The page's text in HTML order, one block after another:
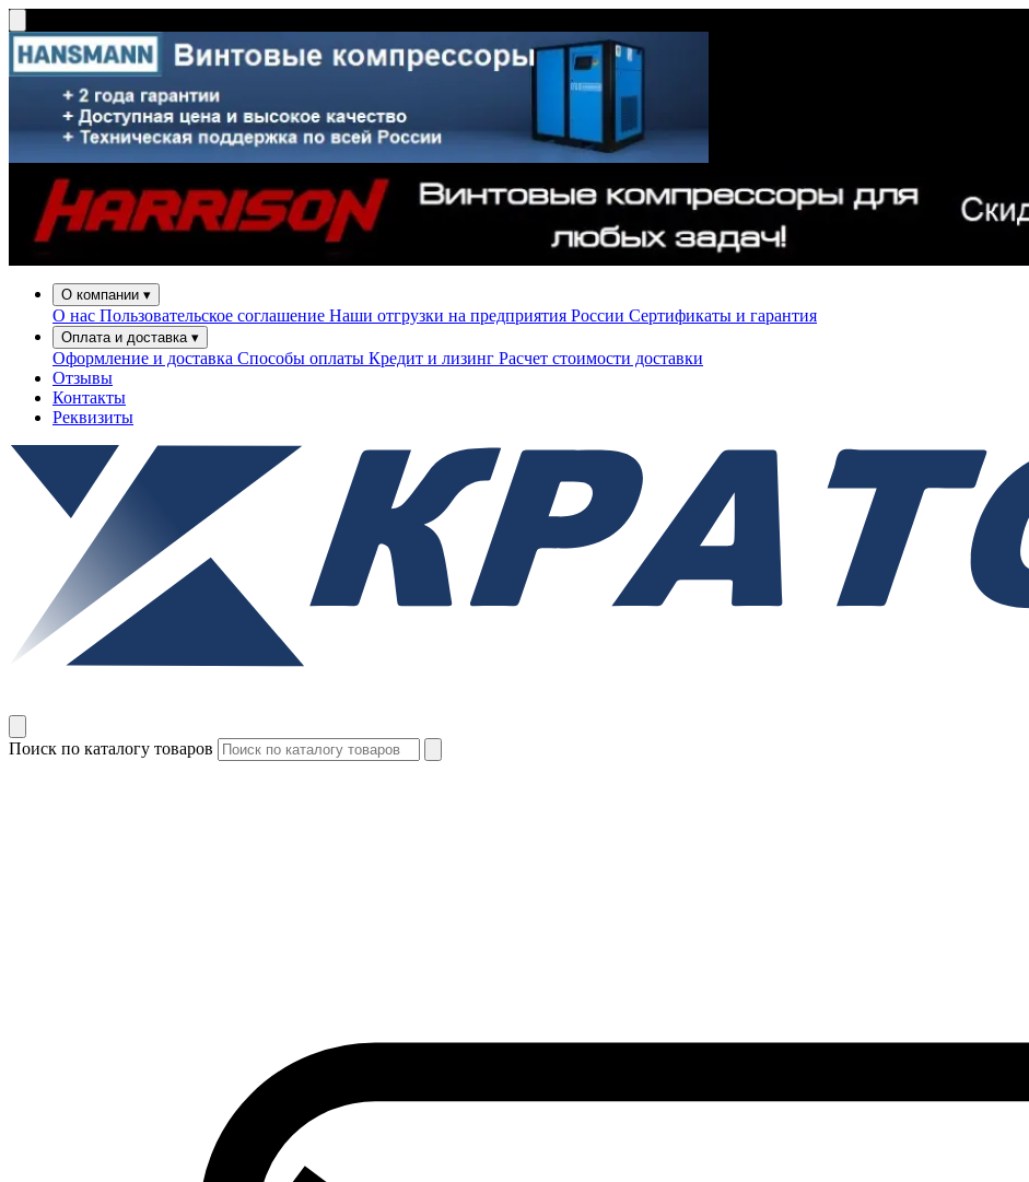
О компании ▾
О нас Пользовательское соглашение Наши отгрузки на предприятия России Сертификаты и гарантия
Оплата и доставка ▾
Оформление и доставка Способы оплаты Кредит и лизинг Расчет стоимости доставки
Отзывы
Контакты
Реквизиты
Поиск по каталогу товаров